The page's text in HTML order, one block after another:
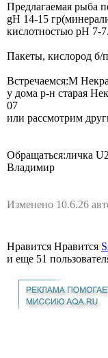
Предлагаемая рыба
gH 14-15
кислотностью pH 7-
Пакеты, кислород б/п
Встречаемся:М
у дома р-н старая
07
или рассмотрим
Обращаться:личка
Владимир
Изменено 10.6.26
Нравится Нравится
и еще 51